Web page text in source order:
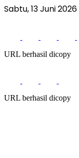
Sabtu, 13 Juni 2026
URL berhasil dicopy
URL berhasil dicopy